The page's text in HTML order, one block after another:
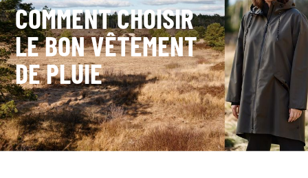
COMMENT CHOISIR
LE BON VÊTEMENT
DE PLUIE